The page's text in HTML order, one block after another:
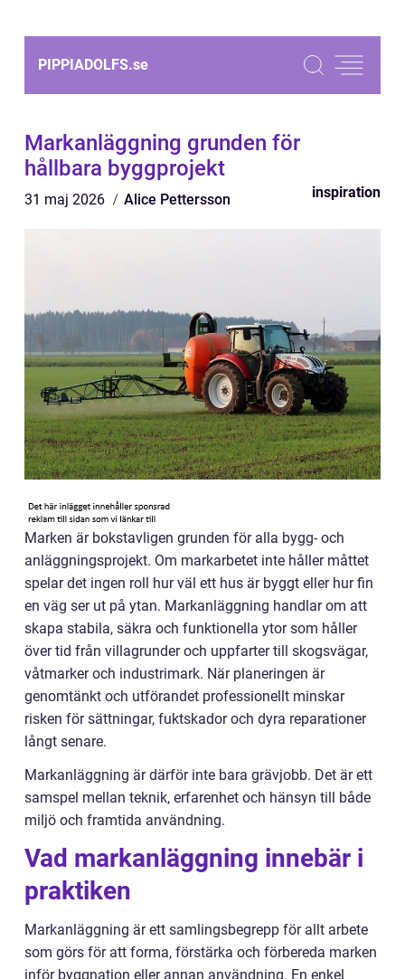
PIPPIADOLFS.se
Markanläggning grunden för
hållbara byggprojekt
31 maj 2026 Alice Pettersson inspiration
Marken är bokstavligen grunden för alla bygg- och
anläggningsprojekt. Om markarbetet inte håller måttet
spelar det ingen roll hur väl ett hus är byggt eller hur fin
en väg ser ut på ytan. Markanläggning handlar om att
skapa stabila, säkra och funktionella ytor som håller
över tid från villagrunder och uppfarter till skogsvägar,
våtmarker och industrimark. När planeringen är
genomtänkt och utförandet professionellt minskar
risken för sättningar, fuktskador och dyra reparationer
långt senare.
Markanläggning är därför inte bara grävjobb. Det är ett
samspel mellan teknik, erfarenhet och hänsyn till både
miljö och framtida användning.
Vad markanläggning innebär i
praktiken
Markanläggning är ett samlingsbegrepp för allt arbete
som görs för att forma, förstärka och förbereda marken
inför byggnation eller annan användning. En enkel